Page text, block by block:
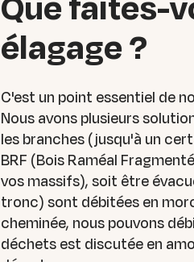
élagage ?
C'est un point essentiel de
Nous avons plusieurs
les branches (jusqu'à un
BRF (Bois Raméal
vos massifs), soit être
tronc) sont débitées en
cheminée, nous pouvons
déchets est discutée en